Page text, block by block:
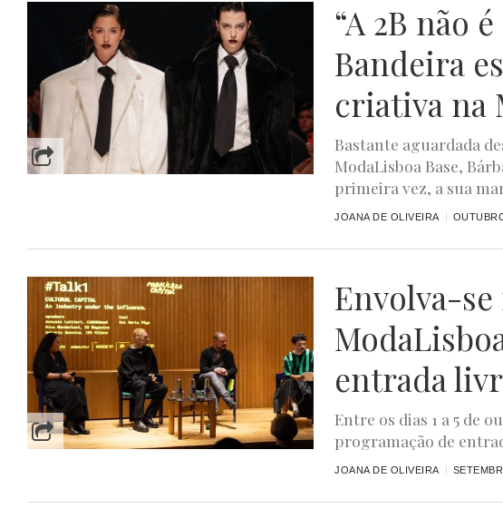
“A 2B não
Bandeira
criativa na
Bastante aguardada
ModaLisboa Base,
primeira vez, a sua
JOANA DE OLIVEIRA
Envolva-
entrada
Entre os dias 1 a 5 de
programação de
JOANA DE OLIVEIRA